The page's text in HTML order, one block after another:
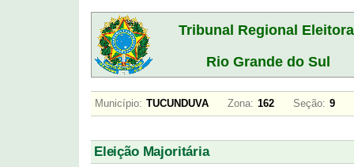
Tribunal Regional
Rio Grande do Sul
Município: TUCUNDUVA Zona: 162 Seção: 9
Eleição Majoritária